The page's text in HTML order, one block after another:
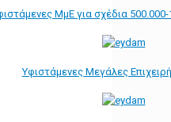
ΜμΕ για σχέδια
Υφιστάμενες Μεγάλες